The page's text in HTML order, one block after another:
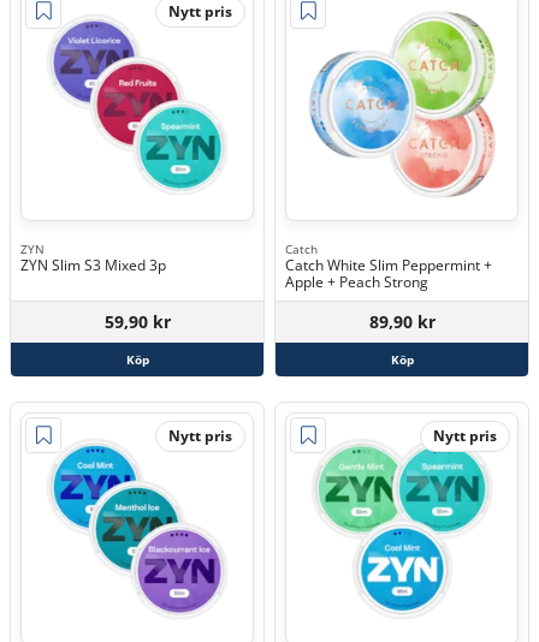
Nytt pris
ZYN
ZYN Slim S3 Mixed 3p
59,90 kr
Köp
Catch
Catch White Slim Peppermint +
Apple + Peach Strong
89,90 kr
Köp
Nytt pris Nytt pris